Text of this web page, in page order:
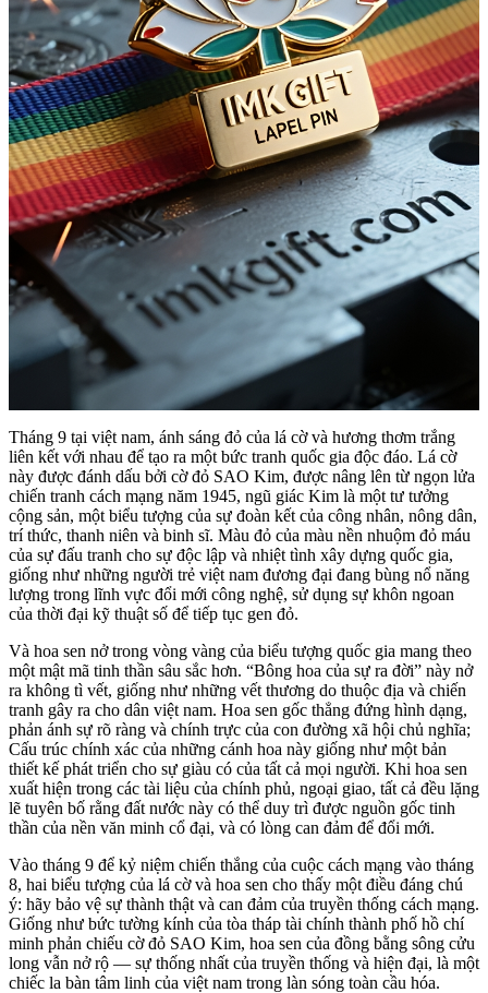
Tháng 9 tại việt nam, ánh sáng đỏ của lá cờ và hương thơm trắng
liên kết với nhau để tạo ra một bức tranh quốc gia độc đáo. Lá cờ
này được đánh dấu bởi cờ đỏ SAO Kim, được nâng lên từ ngọn lửa
chiến tranh cách mạng năm 1945, ngũ giác Kim là một tư tưởng
cộng sản, một biểu tượng của sự đoàn kết của công nhân, nông dân,
trí thức, thanh niên và binh sĩ. Màu đỏ của màu nền nhuộm đỏ máu
của sự đấu tranh cho sự độc lập và nhiệt tình xây dựng quốc gia,
giống như những người trẻ việt nam đương đại đang bùng nổ năng
lượng trong lĩnh vực đổi mới công nghệ, sử dụng sự khôn ngoan
của thời đại kỹ thuật số để tiếp tục gen đỏ.
Và hoa sen nở trong vòng vàng của biểu tượng quốc gia mang theo
một mật mã tinh thần sâu sắc hơn. “Bông hoa của sự ra đời” này nở
ra không tì vết, giống như những vết thương do thuộc địa và chiến
tranh gây ra cho dân việt nam. Hoa sen gốc thẳng đứng hình dạng,
phản ánh sự rõ ràng và chính trực của con đường xã hội chủ nghĩa;
Cấu trúc chính xác của những cánh hoa này giống như một bản
thiết kế phát triển cho sự giàu có của tất cả mọi người. Khi hoa sen
xuất hiện trong các tài liệu của chính phủ, ngoại giao, tất cả đều lặng
lẽ tuyên bố rằng đất nước này có thể duy trì được nguồn gốc tinh
thần của nền văn minh cổ đại, và có lòng can đảm để đổi mới.
Vào tháng 9 để kỷ niệm chiến thắng của cuộc cách mạng vào tháng
8, hai biểu tượng của lá cờ và hoa sen cho thấy một điều đáng chú
ý: hãy bảo vệ sự thành thật và can đảm của truyền thống cách mạng.
Giống như bức tường kính của tòa tháp tài chính thành phố hồ chí
minh phản chiếu cờ đỏ SAO Kim, hoa sen của đồng bằng sông cửu
long vẫn nở rộ — sự thống nhất của truyền thống và hiện đại, là một
chiếc la bàn tâm linh của việt nam trong làn sóng toàn cầu hóa.